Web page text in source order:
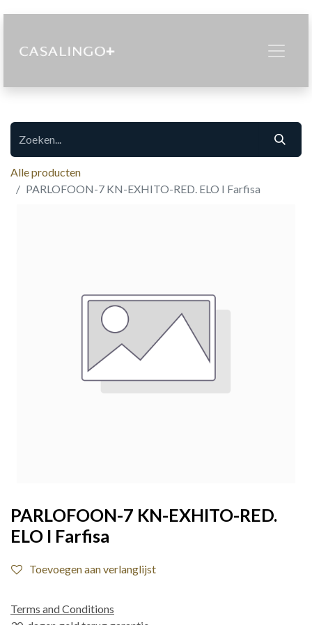
Alle producten
PARLOFOON-7 KN-EXHITO-RED. ELO I Farfisa
PARLOFOON-7 KN-EXHITO-RED.
ELO I Farfisa
Toevoegen aan verlanglijst
Terms and Conditions